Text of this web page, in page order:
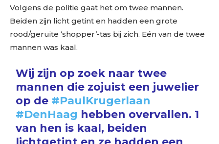
Volgens de politie gaat het om twee mannen.
Beiden zijn licht getint en hadden een grote
rood/geruite ‘shopper’-tas bij zich. Eén van de twee
mannen was kaal.
Wij zijn op zoek naar twee
mannen die zojuist een juwelier
op de #PaulKrugerlaan
#DenHaag hebben overvallen. 1
van hen is kaal, beiden